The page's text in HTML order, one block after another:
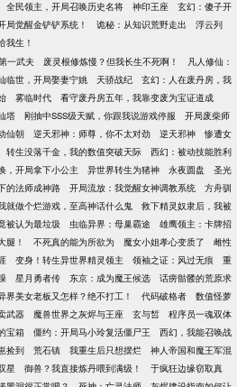
全民领主，开局召唤历史名将 神印王座
玄幻：傻子开
局觉醒金铲铲系统！ 诡秘：从知识荒野走出
浮云列
我生！
一武夫 废灵根修炼慢？但我长生不死啊！
凡人修仙：
临世，开局娶妻宁姚 天骄战纪
玄幻：人在废丹房，我
雾临时代
看守废丹房五年，我靠变废为宝证道成
塔 刚抽中SSS级天赋，你跟我说游戏停服
开局废柴师
仙朝 逆天邪神：师尊，你不太对劲 逆天邪神
惨遭女
转生没落千金，我的数值突破天际
西幻：被动技能胜利
，开局拿下小公主 异世界转生为猪神 永夜圆盘
圣光
的法师成神路 开局流放：我觉醒女神调教系统
方舟驯
就做个烂游戏，至高神话什么鬼
救下精灵奴隶后，我被
被认为最垃圾 虫临异界：母巢霸途
雄鹰领主：卡牌招
腿！ 不死真的能为所欲为 魔女小姐孝心变质了
雌性
变身！转生异世界精灵领主 领袖之证：风过无痕
重
星月勇者传 东京：成为魔王候选
话痨骷髅的荒原求
界美女老板又怎样？绝不打工！ 代码破格者
数值怪萝
武器 魔兽世界之灰烬与王座 玄与皙
程序员一魂双体
宝箱 僵约：开局马小玲复活僵尸王
西幻，我能召唤战
捡到 荒石镇 我重生后只想摆烂
神人帝国和魔王军混
星 御兽？我直接炼丹喂到满级！
于疯狂边缘窃取真